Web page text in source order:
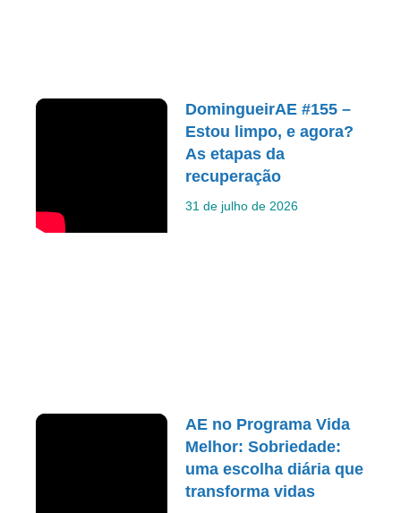
DomingueirAE #155 –
Estou limpo, e agora?
As etapas da
recuperação
31 de julho de 2026
AE no Programa Vida
Melhor: Sobriedade:
uma escolha diária que
transforma vidas